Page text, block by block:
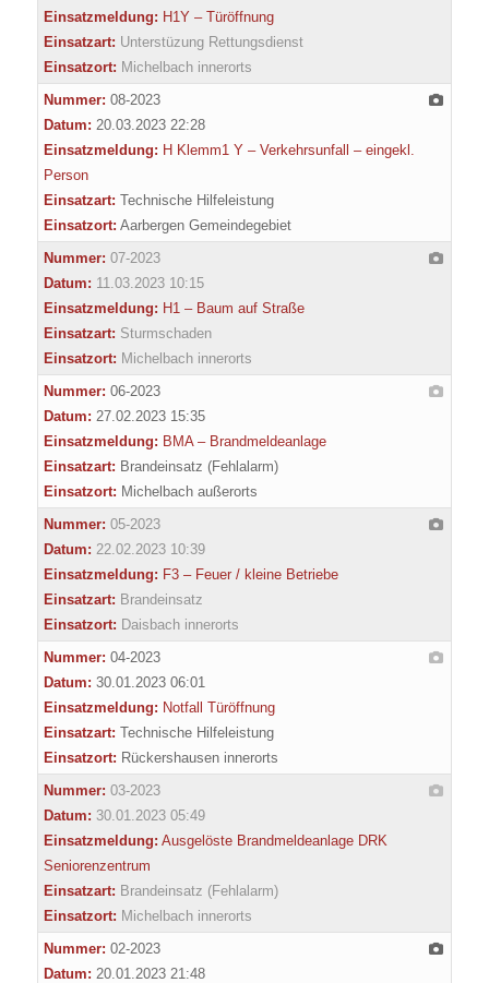
Einsatzmeldung: H1Y – Türöffnung
Einsatzart: Unterstüzung Rettungsdienst
Einsatzort: Michelbach innerorts
Nummer: 08-2023
Datum: 20.03.2023 22:28
Einsatzmeldung: H Klemm1 Y – Verkehrsunfall – eingekl.
Person
Einsatzart: Technische Hilfeleistung
Einsatzort: Aarbergen Gemeindegebiet
Nummer: 07-2023
Datum: 11.03.2023 10:15
Einsatzmeldung: H1 – Baum auf Straße
Einsatzart: Sturmschaden
Einsatzort: Michelbach innerorts
Nummer: 06-2023
Datum: 27.02.2023 15:35
Einsatzmeldung: BMA – Brandmeldeanlage
Einsatzart: Brandeinsatz (Fehlalarm)
Einsatzort: Michelbach außerorts
Nummer: 05-2023
Datum: 22.02.2023 10:39
Einsatzmeldung: F3 – Feuer / kleine Betriebe
Einsatzart: Brandeinsatz
Einsatzort: Daisbach innerorts
Nummer: 04-2023
Datum: 30.01.2023 06:01
Einsatzmeldung: Notfall Türöffnung
Einsatzart: Technische Hilfeleistung
Einsatzort: Rückershausen innerorts
Nummer: 03-2023
Datum: 30.01.2023 05:49
Einsatzmeldung: Ausgelöste Brandmeldeanlage DRK
Seniorenzentrum
Einsatzart: Brandeinsatz (Fehlalarm)
Einsatzort: Michelbach innerorts
Nummer: 02-2023
Datum: 20.01.2023 21:48